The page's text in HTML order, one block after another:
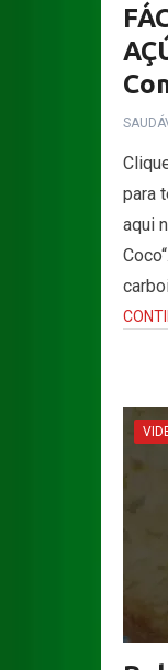
para
aqui